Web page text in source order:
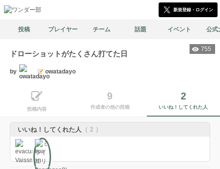
新規登録・ログイン
投稿 プレイヤー チーム 話題 イベント 公式
755
ドローショットがたくさん打てた日
by owatadayo
投稿内容
9
作成者の他の投稿
2
いいね！してくれた人
いいね！してくれた人 （ 2 ）